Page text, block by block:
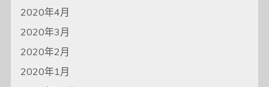
2020年4月
2020年3月
2020年2月
2020年1月